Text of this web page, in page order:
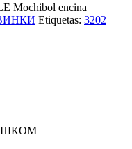
Mochibol encina
Etiquetas: 3202